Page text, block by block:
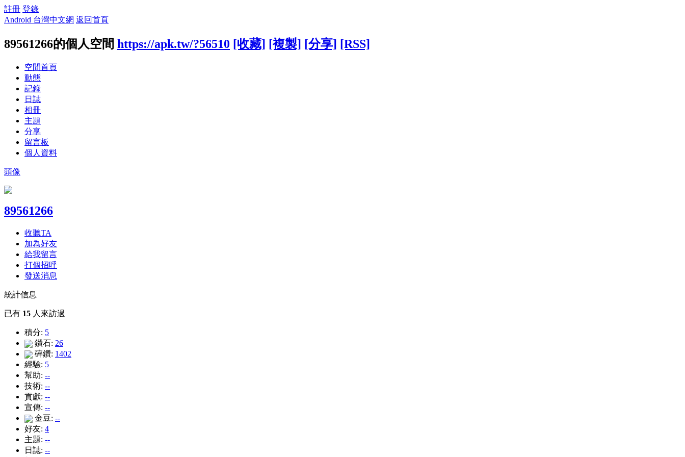
註冊 登錄
Android 台灣中文網 返回首頁
89561266的個人空間 https://apk.tw/?56510 [收藏] [複製] [分享] [RSS]
空間首頁
動態
記錄
日誌
相冊
主題
分享
留言板
個人資料
頭像
89561266
收聽TA
加為好友
給我留言
打個招呼
發送消息
統計信息
已有 15 人來訪過
積分: 5
鑽石: 26
碎鑽: 1402
經驗: 5
幫助: --
技術: --
貢獻: --
宣傳: --
金豆: --
好友: 4
主題: --
日誌: --